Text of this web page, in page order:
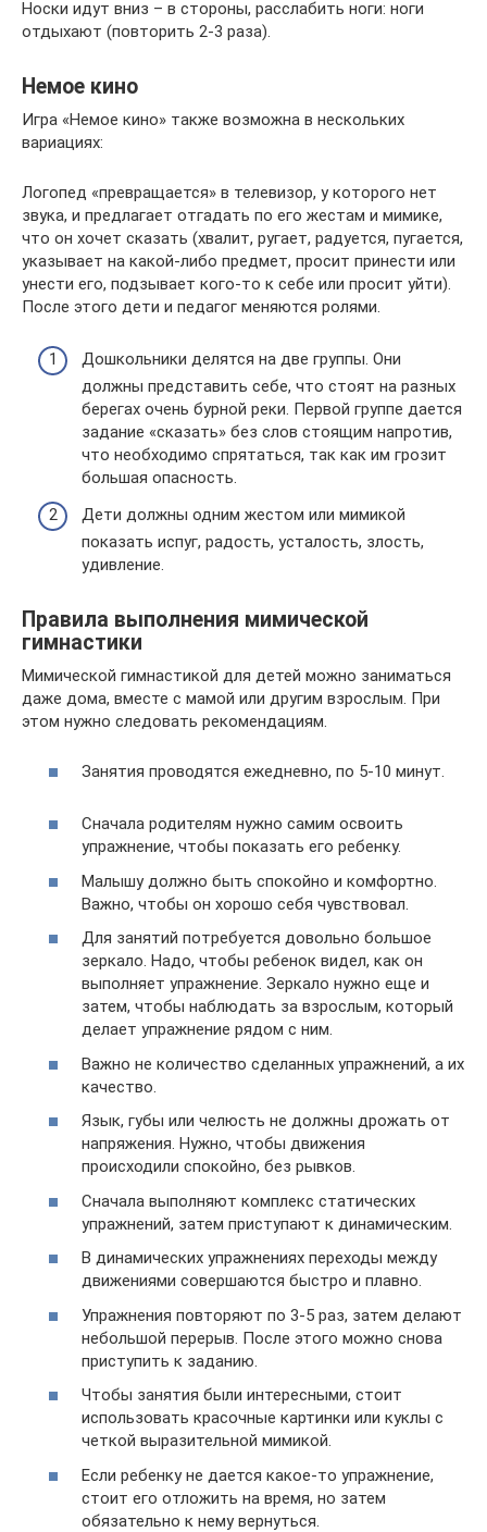
Носки идут вниз – в стороны, расслабить ноги: ноги
отдыхают (повторить 2-3 раза).
Немое кино
Игра «Немое кино» также возможна в нескольких
вариациях:
Логопед «превращается» в телевизор, у которого нет
звука, и предлагает отгадать по его жестам и мимике,
что он хочет сказать (хвалит, ругает, радуется, пугается,
указывает на какой-либо предмет, просит принести или
унести его, подзывает кого-то к себе или просит уйти).
После этого дети и педагог меняются ролями.
Дошкольники делятся на две группы. Они
должны представить себе, что стоят на разных
берегах очень бурной реки. Первой группе дается
задание «сказать» без слов стоящим напротив,
что необходимо спрятаться, так как им грозит
большая опасность.
Дети должны одним жестом или мимикой
показать испуг, радость, усталость, злость,
удивление.
Правила выполнения мимической
гимнастики
Мимической гимнастикой для детей можно заниматься
даже дома, вместе с мамой или другим взрослым. При
этом нужно следовать рекомендациям.
Занятия проводятся ежедневно, по 5-10 минут.
Сначала родителям нужно самим освоить
упражнение, чтобы показать его ребенку.
Малышу должно быть спокойно и комфортно.
Важно, чтобы он хорошо себя чувствовал.
Для занятий потребуется довольно большое
зеркало. Надо, чтобы ребенок видел, как он
выполняет упражнение. Зеркало нужно еще и
затем, чтобы наблюдать за взрослым, который
делает упражнение рядом с ним.
Важно не количество сделанных упражнений, а их
качество.
Язык, губы или челюсть не должны дрожать от
напряжения. Нужно, чтобы движения
происходили спокойно, без рывков.
Сначала выполняют комплекс статических
упражнений, затем приступают к динамическим.
В динамических упражнениях переходы между
движениями совершаются быстро и плавно.
Упражнения повторяют по 3-5 раз, затем делают
небольшой перерыв. После этого можно снова
приступить к заданию.
Чтобы занятия были интересными, стоит
использовать красочные картинки или куклы с
четкой выразительной мимикой.
Если ребенку не дается какое-то упражнение,
стоит его отложить на время, но затем
обязательно к нему вернуться.